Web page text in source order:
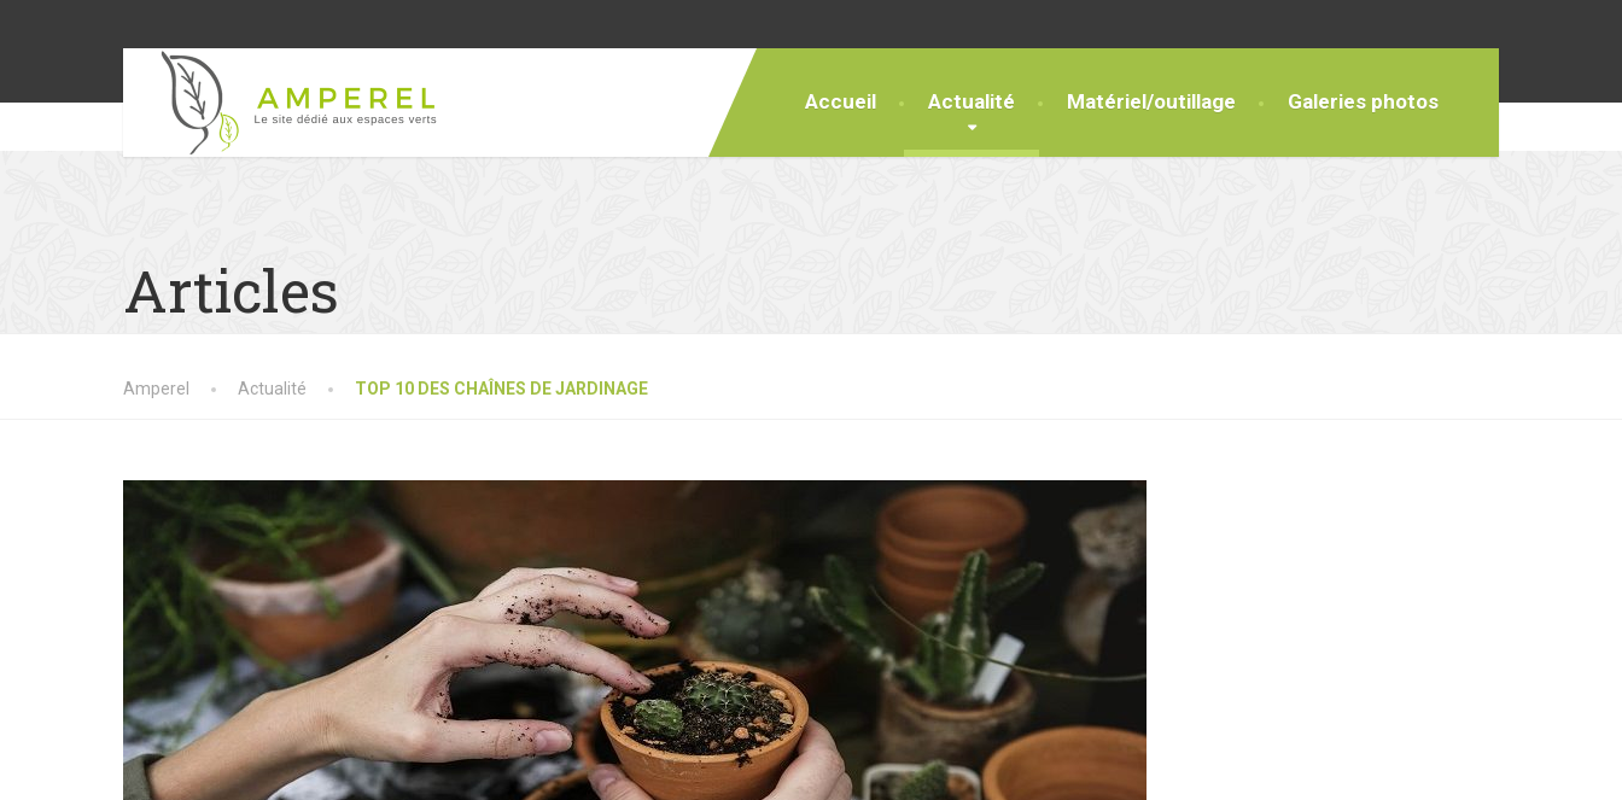
Accueil Actualité Matériel/outillage Galeries photos
Articles
Amperel Actualité TOP 10 DES CHAÎNES DE JARDINAGE